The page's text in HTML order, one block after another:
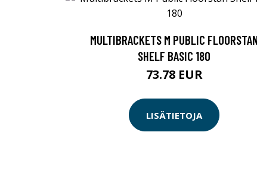
MULTIBRACKETS M PUBLIC
SHELF BASIC 180
73.78 EUR
LISÄTIETOJA